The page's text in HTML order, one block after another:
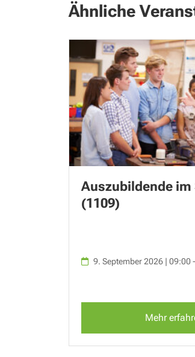
Ähnliche
Auszubildende im
(1109)
9. September 2026 | 09:00
Mehr